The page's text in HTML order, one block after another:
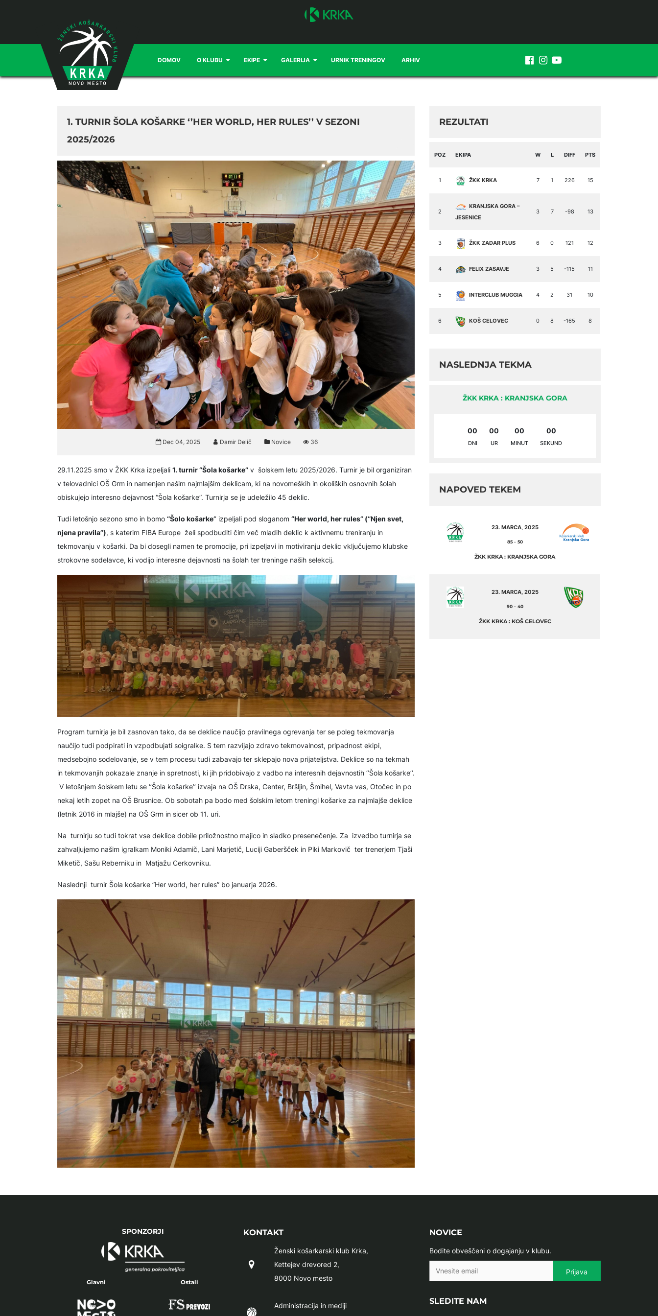
DOMOV O KLUBU EKIPE GALERIJA URNIK TRENINGOV ARHIV
1. TURNIR ŠOLA KOŠARKE ‘’HER WORLD, HER RULES’’ V SEZONI
2025/2026
Dec 04, 2025 Damir Delič Novice 36
29.11.2025 smo v ŽKK Krka izpeljali 1. turnir ‘’Šola košarke’’ v šolskem letu 2025/2026. Turnir je bil organiziran
v telovadnici OŠ Grm in namenjen našim najmlajšim deklicam, ki na novomeških in okoliških osnovnih šolah
obiskujejo interesno dejavnost “Šola košarke”. Turnirja se je udeležilo 45 deklic.
Tudi letošnjo sezono smo in bomo ‘’Šolo košarke’’ izpeljali pod sloganom “Her world, her rules” (‘’Njen svet,
njena pravila’’), s katerim FIBA Europe želi spodbuditi čim več mladih deklic k aktivnemu treniranju in
tekmovanju v košarki. Da bi dosegli namen te promocije, pri izpeljavi in motiviranju deklic vključujemo klubske
strokovne sodelavce, ki vodijo interesne dejavnosti na šolah ter treninge naših selekcij.
Program turnirja je bil zasnovan tako, da se deklice naučijo pravilnega ogrevanja ter se poleg tekmovanja
naučijo tudi podpirati in vzpodbujati soigralke. S tem razvijajo zdravo tekmovalnost, pripadnost ekipi,
medsebojno sodelovanje, se v tem procesu tudi zabavajo ter sklepajo nova prijateljstva. Deklice so na tekmah
in tekmovanjih pokazale znanje in spretnosti, ki jih pridobivajo z vadbo na interesnih dejavnostih ‘’Šola košarke’’.
V letošnjem šolskem letu se ‘’Šola košarke’’ izvaja na OŠ Drska, Center, Bršljin, Šmihel, Vavta vas, Otočec in po
nekaj letih zopet na OŠ Brusnice. Ob sobotah pa bodo med šolskim letom treningi košarke za najmlajše deklice
(letnik 2016 in mlajše) na OŠ Grm in sicer ob 11. uri.
Na turnirju so tudi tokrat vse deklice dobile priložnostno majico in sladko presenečenje. Za izvedbo turnirja se
zahvaljujemo našim igralkam Moniki Adamič, Lani Marjetič, Luciji Gaberšček in Piki Markovič ter trenerjem Tjaši
Miketič, Sašu Reberniku in Matjažu Cerkovniku.
Naslednji turnir Šola košarke ”Her world, her rules” bo januarja 2026.
REZULTATI
POZ EKIPA W L DIFF PTS
1 ŽKK KRKA 7 1 226 15
2
KRANJSKA GORA –
JESENICE
3 7 -98 13
3 ŽKK ZADAR PLUS 6 0 121 12
4 FELIX ZASAVJE 3 5 -115 11
5 INTERCLUB MUGGIA 4 2 31 10
6 KOŠ CELOVEC 0 8 -165 8
NASLEDNJA TEKMA
ŽKK KRKA : KRANJSKA GORA
00
DNI
00
UR
00
MINUT
00
SEKUND
NAPOVED TEKEM
23. MARCA, 2025
85- 50
ŽKK KRKA : KRANJSKA GORA
23. MARCA, 2025
90- 40
ŽKK KRKA : KOŠ CELOVEC
SPONZORJI
Glavni Ostali
KONTAKT
Ženski košarkarski klub Krka,
Kettejev drevored 2,
8000 Novo mesto
Administracija in mediji
NOVICE
Bodite obveščeni o dogajanju v klubu.
SLEDITE NAM